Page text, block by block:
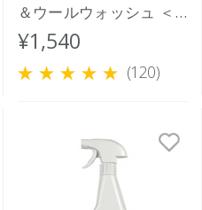
＆ウールウォッシュ ＜
おしゃれ着用＞1L
¥1,540
(120)